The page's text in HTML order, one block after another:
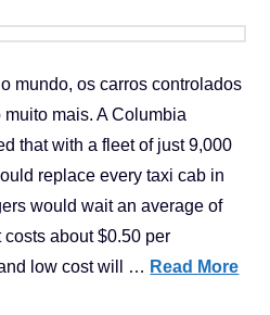
mundo, os carros controlados
mais. A Columbia
that with a fleet of just 9,000
replace every taxi cab in
would wait an average of
about $0.50 per
low cost will … Read More